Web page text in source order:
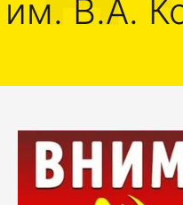
им. В.А.